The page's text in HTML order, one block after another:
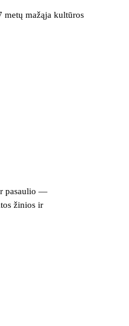
metų mažąja kultūros
pasaulio —
žinios ir